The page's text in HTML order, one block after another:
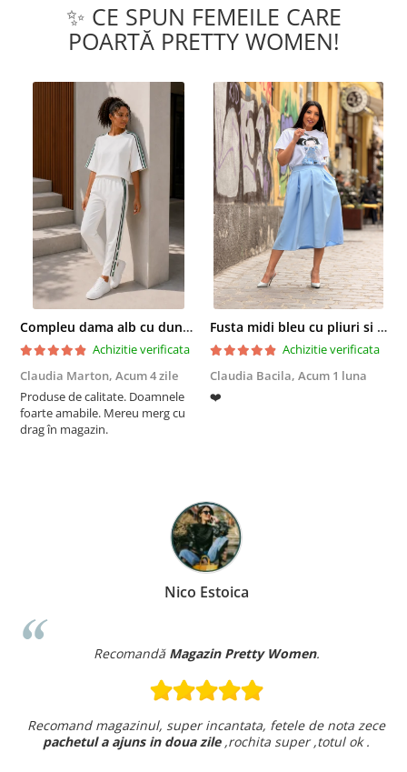
✨ CE SPUN FEMEILE CARE
POARTĂ PRETTY WOMEN!
Compleu dama alb cu dungi laterale in nuante de verde si negru
Achizitie verificata
Claudia Marton, Acum 4 zile
Produse de calitate. Doamnele
foarte amabile. Mereu merg cu
drag în magazin.
Fusta midi bleu cu pliuri si buzunare
Achizitie verificata
Claudia Bacila, Acum 1 luna
❤️
Nico Estoica
RecomandăMagazin Pretty Women.
Recomand magazinul, super incantata, fetele de nota zece
pachetul a ajuns in doua zile,rochita super ,totul ok .